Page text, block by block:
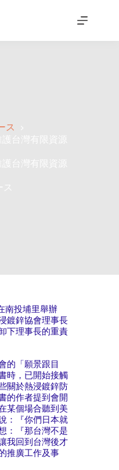
ス
台灣有限資源
台灣有限資源
ス
南投埔里舉辦
鍍鋅協會理事長
下理事長的重責
的「願景跟目
時，已開始接觸
關於熱浸鍍鋅防
的作者提到會開
某個場合聽到美
：『你們日本就
：『那台灣不是
我回到台灣後才
推廣工作及事